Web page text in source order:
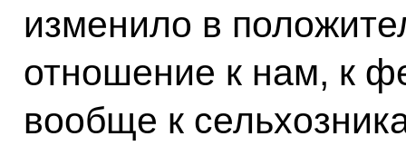
изменило в
отношение к нам, к
вообще к